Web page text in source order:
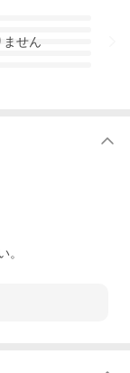
お品となっており
業日を除く)</font
ございますの
い。
絡は致しており
ません
。